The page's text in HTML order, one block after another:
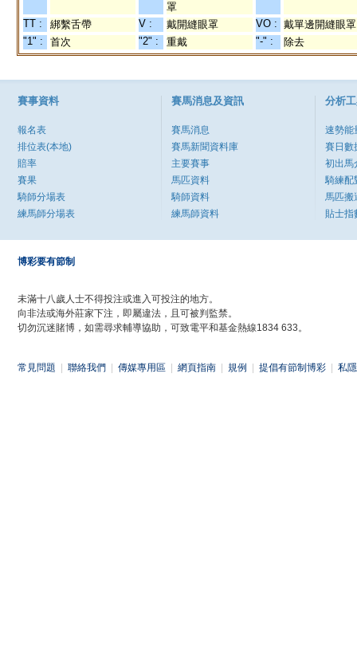
罩
TT : 綁繫舌帶 V : 戴開縫眼罩 VO : 戴單邊開縫眼罩
"1" :
首次 "2" : 重戴 "-" : 除去
賽事資料
報名表
排位表(本地)
賠率
賽果
騎師分場表
練馬師分場表
賽馬消息及資訊
賽馬消息
賽馬新聞資料庫
主要賽事
馬匹資料
騎師資料
練馬師資料
分析
速勢能
賽日數
初出馬
騎練配
馬匹搬
貼士指
博彩要有節制
未滿十八歲人士不得投注或進入可投注的地方。
向非法或海外莊家下注，即屬違法，且可被判監禁。
切勿沉迷賭博，如需尋求輔導協助，可致電平和基金熱線1834 633。
常見問題 聯絡我們 傳媒專用區 網頁指南 規例 提倡有節制博彩 私